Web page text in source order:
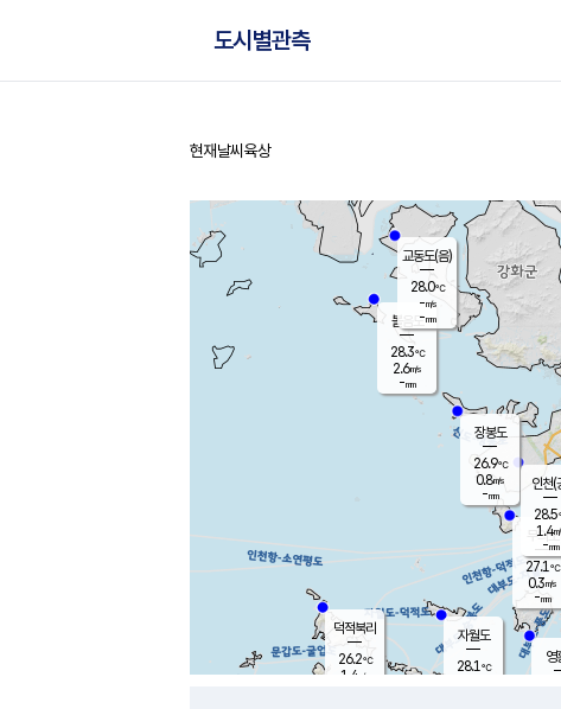
도시별관측
홈
현재날씨 육상
무의도
27.1℃
0.3m/s
-mm
영
볼음도
28.3℃
2.6m/s
-mm
자월도
28.1℃
장봉도
26.9℃
0.8m/s
-mm
덕적북리
26.2℃
1.4 m/s
인천(
28.5
1.4
-mm
교동도(음)
28.0℃
-m/s
-mm